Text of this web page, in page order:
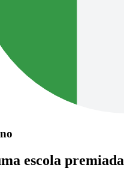
escola premiada